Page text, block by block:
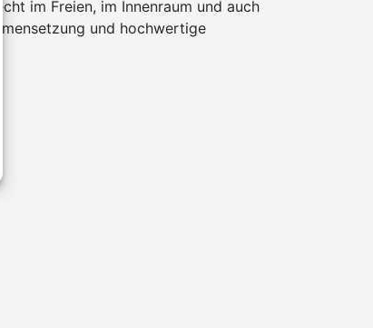
im Freien, im Innenraum und auch
und hochwertige